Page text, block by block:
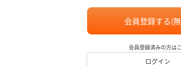
会員登録する(
会員登録済みの方は
ログイン